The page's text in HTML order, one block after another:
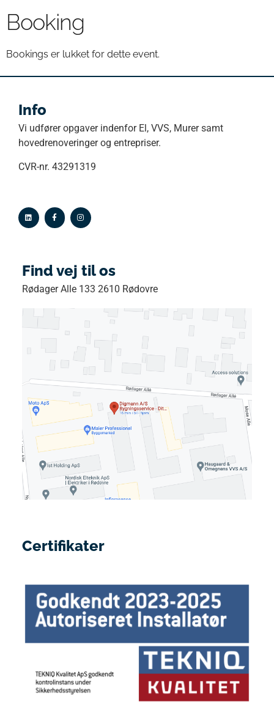
Booking
Bookings er lukket for dette event.
Info
Vi udfører opgaver indenfor El, VVS, Murer samt
hovedrenoveringer og entrepriser.
CVR-nr. 43291319
Find vej til os
Rødager Alle 133 2610 Rødovre
Certifikater